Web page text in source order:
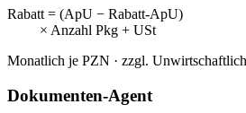
Rabatt = (ApU − Rabatt-ApU)
× Anzahl Pkg + USt
Monatlich je PZN · zzgl.
Dokumenten-Agent